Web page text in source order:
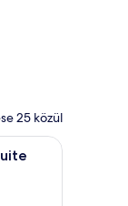
aug. 21
25 közül
egy nagy